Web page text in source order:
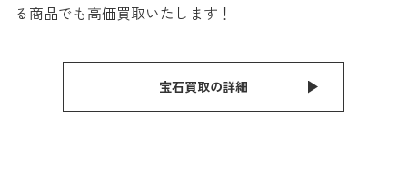
る商品でも高価買取いたします！
宝石買取の詳細